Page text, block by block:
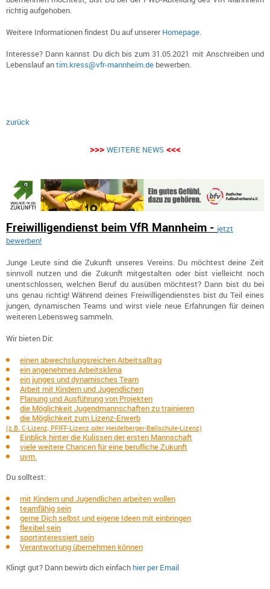
richtig aufgehoben.
Weitere Informationen findest Du auf unsererHomepage.
Interesse? Dann kannst Du dich bis zum 31.05.2021 mit Anschreiben und
Lebenslauf antim.kress@vfr-mannheim.de bewerben.
zurück
>>> WEITERE NEWS<<<
Freiwilligendienst beim VfR Mannheim - jetzt
bewerben!
Junge Leute sind die Zukunft unseres Vereins. Du möchtest deine Zeit
sinnvoll nutzen und die Zukunft mitgestalten oder bist vielleicht noch
unentschlossen, welchen Beruf du ausüben möchtest? Dann bist du bei
uns genau richtig! Während deines Freiwilligendienstes bist du Teil eines
jungen, dynamischen Teams und wirst viele neue Erfahrungen für deinen
weiteren Lebensweg sammeln.
Wir bieten Dir:
einen abwechslungsreichen Arbeitsalltag
ein angenehmes Arbeitsklima
ein junges und dynamisches Team
Arbeit mit Kindern und Jugendlichen
Planung und Ausführung von Projekten
die Möglichkeit Jugendmannschaften zu trainieren
die Möglichkeit zum Lizenz-Erwerb
(z.B. C-Lizenz, PFIFF-Lizenz oder Heidelberger-Ballschule-Lizenz)
Einblick hinter die Kulissen der ersten Mannschaft
viele weitere Chancen für eine berufliche Zukunft
uvm.
Du solltest:
mit Kindern und Jugendlichen arbeiten wollen
teamfähig sein
gerne Dich selbst und eigene Ideen mit einbringen
flexibel sein
sportinteressiert sein
Verantwortung übernehmen können
Klingt gut? Dann bewirb dich einfach hier per Email